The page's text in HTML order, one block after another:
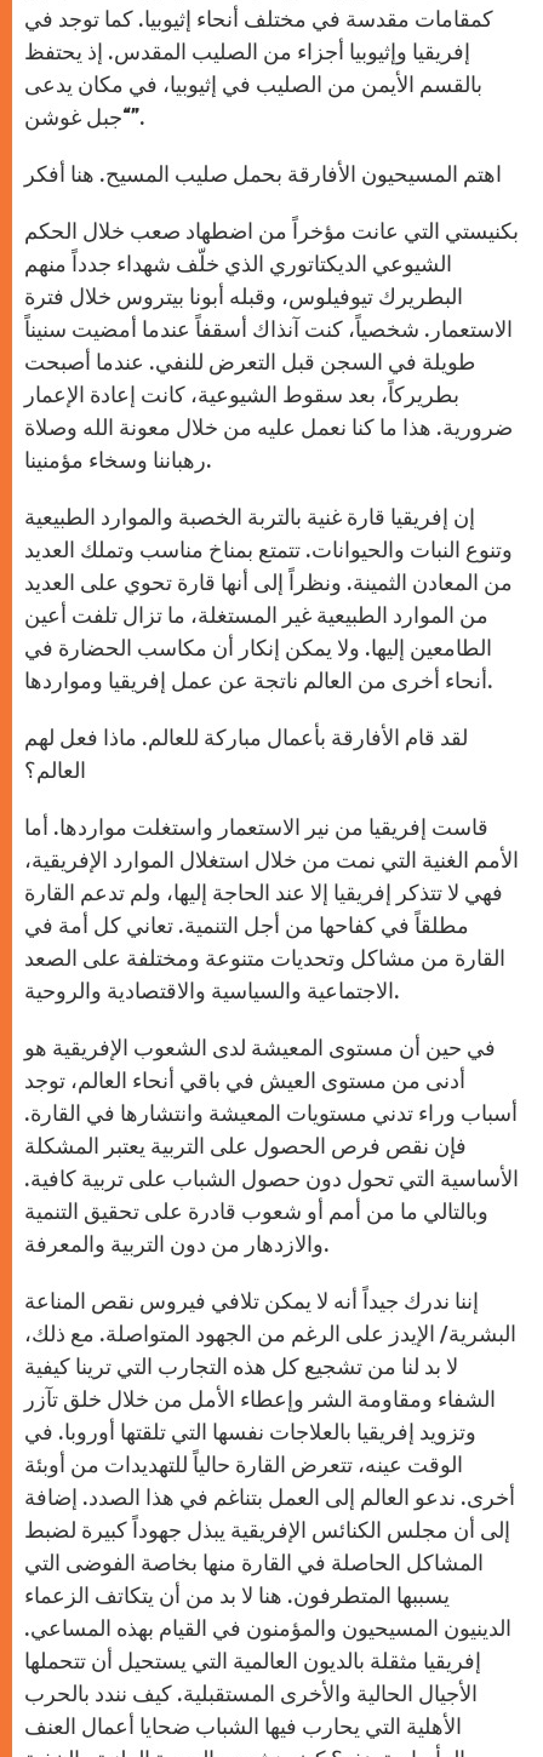
كمقامات مقدسة في مختلف أنحاء إثيوبيا. كما توجد في
إفريقيا وإثيوبيا أجزاء من الصليب المقدس. إذ يحتفظ
بالقسم الأيمن من الصليب في إثيوبيا، في مكان يدعى
“جبل غوشن”.
اهتم المسيحيون الأفارقة بحمل صليب المسيح. هنا أفكر
بكنيستي التي عانت مؤخراً من اضطهاد صعب خلال الحكم
الشيوعي الديكتاتوري الذي خلّف شهداء جدداً منهم
البطريرك تيوفيلوس، وقبله أبونا بيتروس خلال فترة
الاستعمار. شخصياً، كنت آنذاك أسقفاً عندما أمضيت سنيناً
طويلة في السجن قبل التعرض للنفي. عندما أصبحت
بطريركاً، بعد سقوط الشيوعية، كانت إعادة الإعمار
ضرورية. هذا ما كنا نعمل عليه من خلال معونة الله وصلاة
رهباننا وسخاء مؤمنينا.
إن إفريقيا قارة غنية بالتربة الخصبة والموارد الطبيعية
وتنوع النبات والحيوانات. تتمتع بمناخ مناسب وتملك العديد
من المعادن الثمينة. ونظراً إلى أنها قارة تحوي على العديد
من الموارد الطبيعية غير المستغلة، ما تزال تلفت أعين
الطامعين إليها. ولا يمكن إنكار أن مكاسب الحضارة في
أنحاء أخرى من العالم ناتجة عن عمل إفريقيا ومواردها.
لقد قام الأفارقة بأعمال مباركة للعالم. ماذا فعل لهم
العالم؟
قاست إفريقيا من نير الاستعمار واستغلت مواردها. أما
الأمم الغنية التي نمت من خلال استغلال الموارد الإفريقية،
فهي لا تتذكر إفريقيا إلا عند الحاجة إليها، ولم تدعم القارة
مطلقاً في كفاحها من أجل التنمية. تعاني كل أمة في
القارة من مشاكل وتحديات متنوعة ومختلفة على الصعد
الاجتماعية والسياسية والاقتصادية والروحية.
في حين أن مستوى المعيشة لدى الشعوب الإفريقية هو
أدنى من مستوى العيش في باقي أنحاء العالم، توجد
أسباب وراء تدني مستويات المعيشة وانتشارها في القارة.
فإن نقص فرص الحصول على التربية يعتبر المشكلة
الأساسية التي تحول دون حصول الشباب على تربية كافية.
وبالتالي ما من أمم أو شعوب قادرة على تحقيق التنمية
والازدهار من دون التربية والمعرفة.
إننا ندرك جيداً أنه لا يمكن تلافي فيروس نقص المناعة
البشرية/ الإيدز على الرغم من الجهود المتواصلة. مع ذلك،
لا بد لنا من تشجيع كل هذه التجارب التي ترينا كيفية
الشفاء ومقاومة الشر وإعطاء الأمل من خلال خلق تآزر
وتزويد إفريقيا بالعلاجات نفسها التي تلقتها أوروبا. في
الوقت عينه، تتعرض القارة حالياً للتهديدات من أوبئة
أخرى. ندعو العالم إلى العمل بتناغم في هذا الصدد. إضافة
إلى أن مجلس الكنائس الإفريقية يبذل جهوداً كبيرة لضبط
المشاكل الحاصلة في القارة منها بخاصة الفوضى التي
يسببها المتطرفون. هنا لا بد من أن يتكاتف الزعماء
الدينيون المسيحيون والمؤمنون في القيام بهذه المساعي.
إفريقيا مثقلة بالديون العالمية التي يستحيل أن تتحملها
الأجيال الحالية والأخرى المستقبلية. كيف نندد بالحرب
الأهلية التي يحارب فيها الشباب ضحايا أعمال العنف